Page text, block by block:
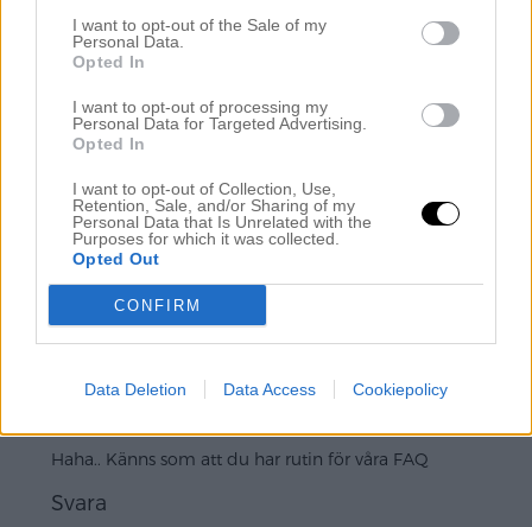
I want to opt-out of the Sale of my
Personal Data.
Opted In
I want to opt-out of processing my
Personal Data for Targeted Advertising.
Opted In
I want to opt-out of Collection, Use,
Retention, Sale, and/or Sharing of my
Personal Data that Is Unrelated with the
Purposes for which it was collected.
Opted Out
CONFIRM
Data Deletion Data Access Cookiepolicy
Chris
juni 28, 2015 kl. 16:44
Kul med lampor som hittar nya platser att lysa upp
sommaren och solen visat upp sin bästa sida, fått
mycket färg idag…..och badat. Hoppas det kommer
ner till er snart också.
Svara
Sara
Haha.. Känns som att du har rutin för våra FAQ
Svara